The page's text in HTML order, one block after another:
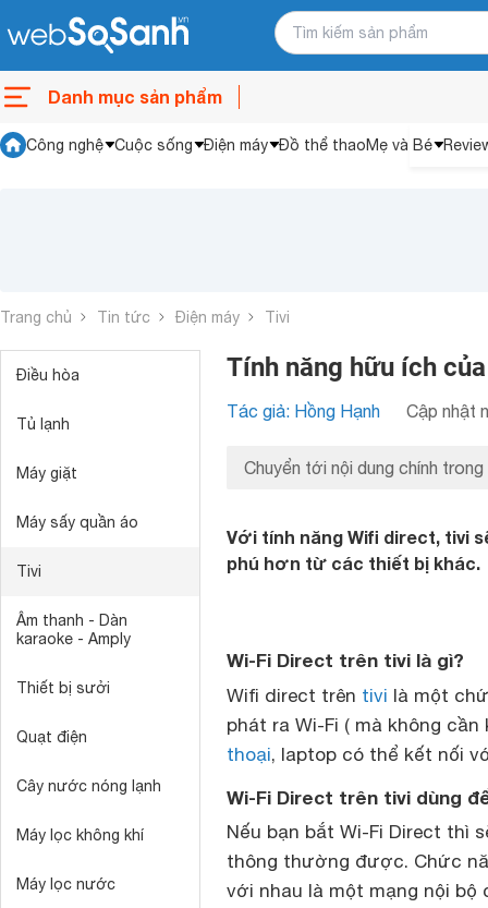
Danh mục sản phẩm
Công nghệ Cuộc sống Điện máy Đồ thể thaoMẹ và Bé
Trang chủ Tin tức Điện máy Tivi
Điều hòa
Tủ lạnh
Máy giặt
Máy sấy quần áo
Tivi
Âm thanh - Dàn
karaoke - Amply
Thiết bị sưởi
Quạt điện
Cây nước nóng lạnh
Máy lọc không khí
Máy lọc nước
Tính năng hữu ích
Tác giả: Hồng Hạnh Cập nhật
Chuyển tới nội dung chính trong
Với tính năng Wifi direct, tivi
phú hơn từ các thiết bị khác.
Wi-Fi Direct trên tivi là gì?
Wifi direct trên tivi là một
phát ra Wi-Fi ( mà không
thoại, laptop có thể kết nối
Wi-Fi Direct trên tivi dùng
Nếu bạn bắt Wi-Fi Direct thì
thông thường được. Chức
với nhau là một mạng nội bộ